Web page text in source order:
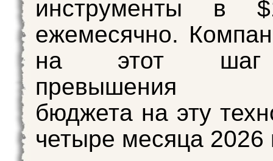
инструменты в
ежемесячно.
на этот шаг
превышения
бюджета на эту
четыре месяца 2026